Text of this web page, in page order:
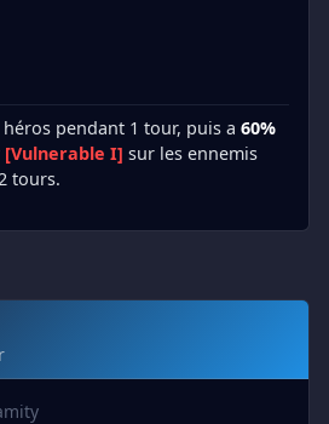
pendant 1 tour, puis a 60%
[Vulnerable I] sur les ennemis
tours.